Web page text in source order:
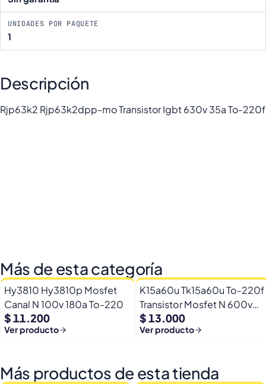
UNIDADES POR PAQUETE
1
Descripción
Rjp63k2 Rjp63k2dpp-mo Transistor Igbt 630v 35a To-220f
Más de esta categoría
Hy3810 Hy3810p Mosfet
Canal N 100v 180a To-220
$ 11.200
Ver producto
K15a60u Tk15a60u To-220f
Transistor Mosfet N 600v
15a
$ 13.000
Ver producto
Más productos de esta tienda